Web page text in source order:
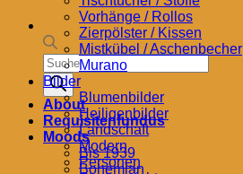
Products
search
About
Requisitenfundus
Moods
Bis 1939
Bohemian
Vorhänge / Rollos
Zierpölster / Kissen
Mistkübel / Aschenbecher
Murano
Bilder
Blumenbilder
Heiligenbilder
Landschaft
Modern
Personen